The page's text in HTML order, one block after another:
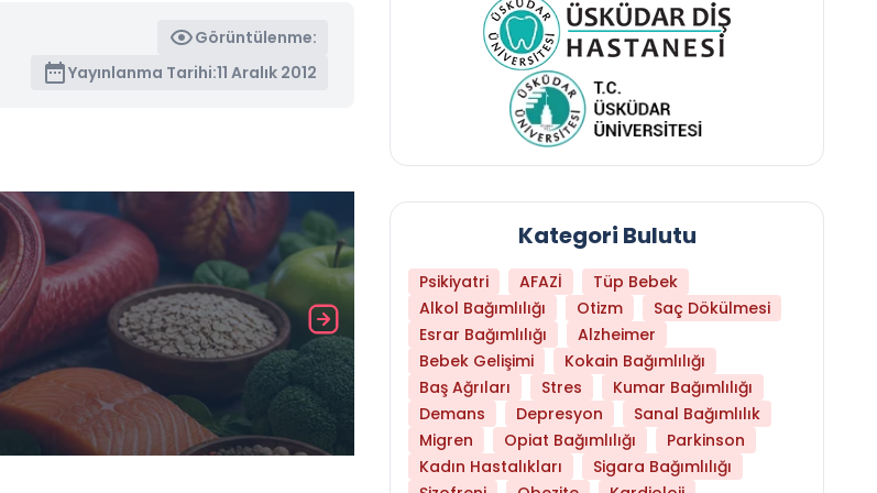
Görüntülenme:
Yayınlanma Tarihi:11 Aralık 2012
Daha Az Protein Tüketmek Yaşlanmayı
Kategori Bulutu
Psikiyatri AFAZİ
Tüp Bebek
Alkol Bağımlılığı
Otizm
Saç Dökülmesi
Esrar Bağımlılığı
Alzheimer
Bebek Gelişimi
Kokain Bağımlılığı
Baş Ağrıları
Stres
Kumar Bağımlılığı
Demans
Depresyon
Sanal Bağımlılık
Migren
Opiat Bağımlılığı
Parkinson
Kadın Hastalıkları
Sigara Bağımlılığı